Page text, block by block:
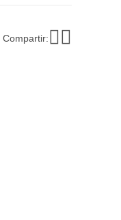
Compartir: